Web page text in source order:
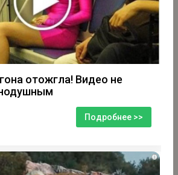
отожгла! Видео не
Подробнее >>
i